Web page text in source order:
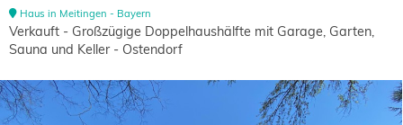
Haus in Meitingen - Bayern
Verkauft - Großzügige Doppelhaushälfte mit Garage, Garten,
Sauna und Keller - Ostendorf